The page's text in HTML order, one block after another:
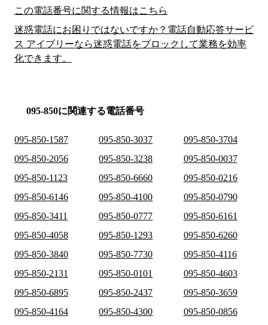
この電話番号に関する情報はこちら
迷惑電話にお困りではないですか？電話自動応答サービ
ス アイブリーなら迷惑電話をブロックして業務を効率
化できます。
095-850に関連する電話番号
095-850-1587 095-850-3037
095-850-3704
095-850-2056
095-850-3238
095-850-0037
095-850-1123
095-850-6660
095-850-0216
095-850-6146
095-850-4100
095-850-0790
095-850-3411
095-850-0777
095-850-6161
095-850-4058
095-850-1293
095-850-6260
095-850-3840
095-850-7730
095-850-4116
095-850-2131
095-850-0101
095-850-4603
095-850-6895
095-850-2437
095-850-3659
095-850-4164
095-850-4300
095-850-0856